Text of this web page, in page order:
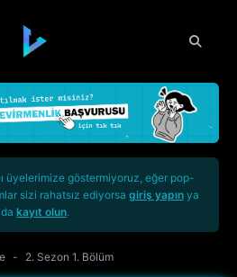
üyelerimize göstermiyoruz, eğer pop-
sizi rahatsız ediyorsa giriş yapınya
da kayıt olun.
2. Sezon 1. Bölüm